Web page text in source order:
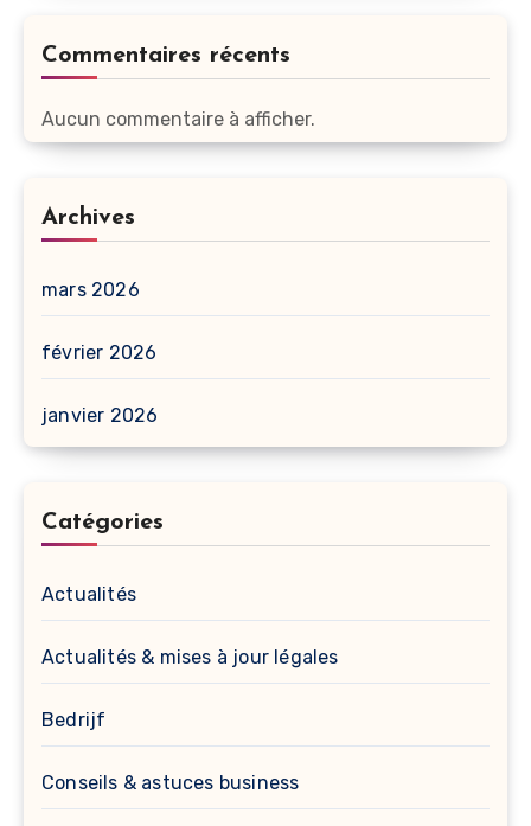
Commentaires récents
Aucun commentaire à afficher.
Archives
mars 2026
février 2026
janvier 2026
Catégories
Actualités
Actualités & mises à jour légales
Bedrijf
Conseils & astuces business